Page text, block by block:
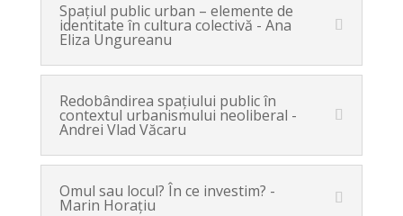
Spaţiul public urban – elemente de
identitate în cultura colectivă - Ana
Eliza Ungureanu
Redobândirea spaţiului public în
contextul urbanismului neoliberal -
Andrei Vlad Văcaru
Omul sau locul? În ce investim? -
Marin Horațiu